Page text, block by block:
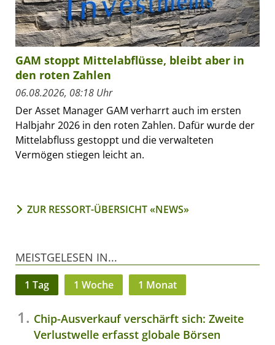
GAM stoppt Mittelabflüsse, bleibt aber in
den roten Zahlen
06.08.2026, 08:18 Uhr
Der Asset Manager GAM verharrt auch im ersten
Halbjahr 2026 in den roten Zahlen. Dafür wurde der
Mittelabfluss gestoppt und die verwalteten
Vermögen stiegen leicht an.
ZUR RESSORT-ÜBERSICHT «NEWS»
MEISTGELESEN IN...
1 Tag 1 Woche 1 Monat
Chip-Ausverkauf verschärft sich: Zweite
Verlustwelle erfasst globale Börsen